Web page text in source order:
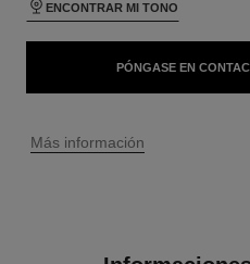
ENCONTRAR MI TONO
PÓNGASE EN
↩
Más información